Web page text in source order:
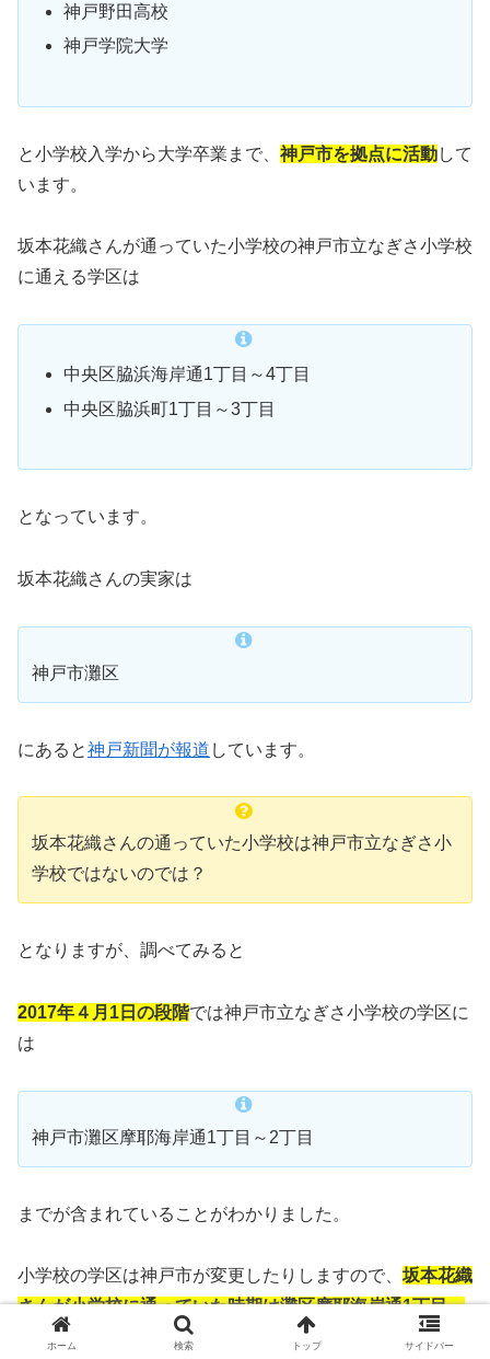
神戸野田高校
神戸学院大学
と小学校入学から大学卒業まで、 神戸市を拠点に活動して
います。
坂本花織さんが通っていた小学校の神戸市立なぎさ小学校
に通える学区は
中央区脇浜海岸通1丁目～4丁目
中央区脇浜町1丁目～3丁目
となっています。
坂本花織さんの実家は
神戸市灘区
にあると神戸新聞が報道 しています。
坂本花織さんの通っていた小学校は神戸市立なぎさ小
学校ではないのでは？
となりますが、調べてみると
2017年４月1日の段階では神戸市立なぎさ小学校の学区に
は
神戸市灘区摩耶海岸通1丁目～2丁目
までが含まれていることがわかりました。
小学校の学区は神戸市が変更したりしますので、 坂本花織
さんが小学校に通っていた時期は灘区摩耶海岸通1丁目～
2丁目が含まれる
ことになりますので、
ホーム 検索 トップ サイドバー